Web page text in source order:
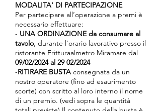
MODALITA' DI PARTECIPAZIONE
Per partecipare all’operazione a premi è
necessario effettuare:
- UNA ORDINAZIONE da consumare al
tavolo, durante l’orario lavorativo presso il
ristorante Fritturaalmetro Miramare dal
09/02/2024 al 29 02/2024
-RITIRARE BUSTA consegnata da un
nostro operatore (fino ad esaurimento
scorte) con scritto al loro interno il nome
di un premio. (vedi sopra le quantità